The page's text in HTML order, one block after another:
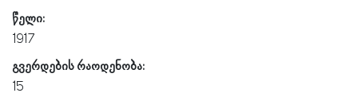
წელი:
1917
გვერდების რაოდენობა:
15